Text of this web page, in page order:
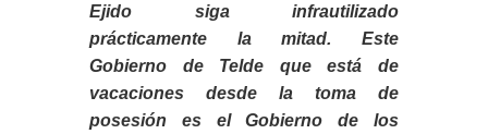
Ejido siga infrautilizado
prácticamente la mitad. Este
Gobierno de Telde que está de
vacaciones desde la toma de
posesión es el Gobierno de los